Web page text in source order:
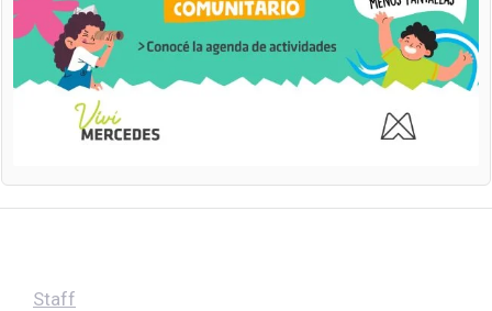
Staff